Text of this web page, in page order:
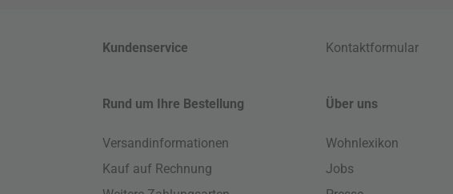
Kundenservice Kontaktformular
Rund um Ihre Bestellung
Versandinformationen
Kauf auf Rechnung
Über uns
Wohnlexikon
Jobs